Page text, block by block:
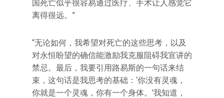
国死亡似乎很容易通过医疗、手术让人感觉它
离得很远。”
“无论如何，我希望对死亡的这些思考，以及
对永恒盼望的确信能激励我克服阻碍我宣讲的
禁忌。最后，我要引用路易斯的一句话来结
束，这句话是我思考的基础：‘你没有灵魂，
你就是一个灵魂，你有一个身体。’我知道，